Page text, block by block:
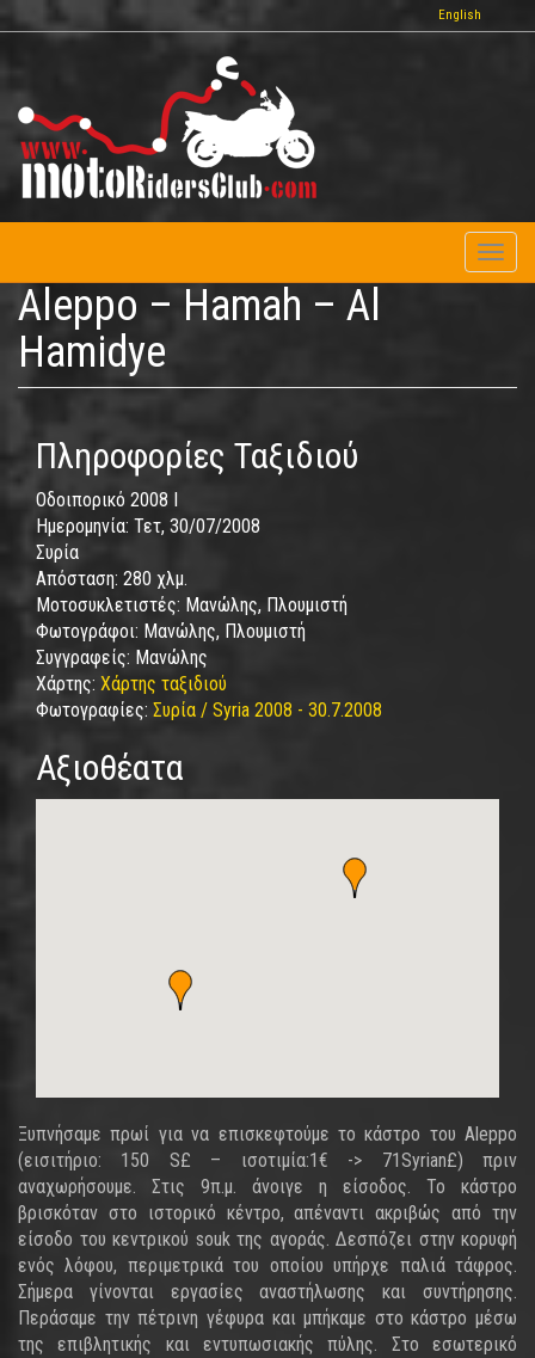
Παράκαμψη
προς
κυρίως
περιεχόμενο
English
Aleppo – Hamah – Al
Hamidye
Πληροφορίες Ταξιδιού
Οδοιπορικό 2008 I
Ημερομηνία: Τετ, 30/07/2008
Συρία
Απόσταση: 280 χλμ.
Μοτοσυκλετιστές: Μανώλης, Πλουμιστή
Φωτογράφοι: Μανώλης, Πλουμιστή
Συγγραφείς: Μανώλης
Χάρτης: Χάρτης ταξιδιού
Φωτογραφίες: Συρία / Syria 2008 - 30.7.2008
Αξιοθέατα
Ξυπνήσαμε πρωί για να επισκεφτούμε το κάστρο του Aleppo
(εισιτήριο: 150 S£ – ισοτιμία:1€ -> 71Syrian£) πριν
αναχωρήσουμε. Στις 9π.μ. άνοιγε η είσοδος. Το κάστρο
βρισκόταν στο ιστορικό κέντρο, απέναντι ακριβώς από την
είσοδο του κεντρικού souk της αγοράς. Δεσπόζει στην κορυφή
ενός λόφου, περιμετρικά του οποίου υπήρχε παλιά τάφρος.
Σήμερα γίνονται εργασίες αναστήλωσης και συντήρησης.
Περάσαμε την πέτρινη γέφυρα και μπήκαμε στο κάστρο μέσω
της επιβλητικής και εντυπωσιακής πύλης. Στο εσωτερικό